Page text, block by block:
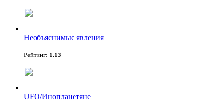
Необъяснимые явления
Рейтинг: 1.13
UFO/Инопланетяне